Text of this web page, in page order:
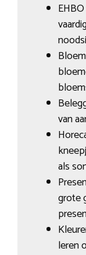
van
als
grote
leren